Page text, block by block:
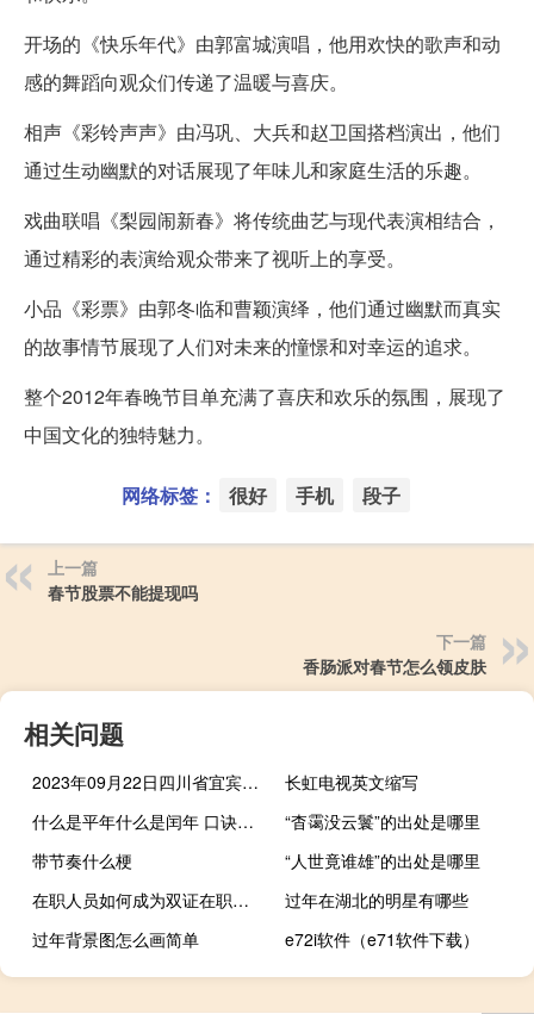
开场的《快乐年代》由郭富城演唱，他用欢快的歌声和动
感的舞蹈向观众们传递了温暖与喜庆。
相声《彩铃声声》由冯巩、大兵和赵卫国搭档演出，他们
通过生动幽默的对话展现了年味儿和家庭生活的乐趣。
戏曲联唱《梨园闹新春》将传统曲艺与现代表演相结合，
通过精彩的表演给观众带来了视听上的享受。
小品《彩票》由郭冬临和曹颖演绎，他们通过幽默而真实
的故事情节展现了人们对未来的憧憬和对幸运的追求。
整个2012年春晚节目单充满了喜庆和欢乐的氛围，展现了
中国文化的独特魅力。
网络标签： 很好 手机 段子
上一篇
春节股票不能提现吗
下一篇
香肠派对春节怎么领皮肤
相关问题
2023年09月22日四川省宜宾市疫情大数据-今日/今天疫情全网搜索最新实时消息动态情况通知播报
长虹电视英文缩写
什么是平年什么是闰年 口诀（什么是平年什么是闰年）
“杳霭没云鬟”的出处是哪里
带节奏什么梗
“人世竟谁雄”的出处是哪里
在职人员如何成为双证在职研究生
过年在湖北的明星有哪些
过年背景图怎么画简单
e72i软件（e71软件下载）